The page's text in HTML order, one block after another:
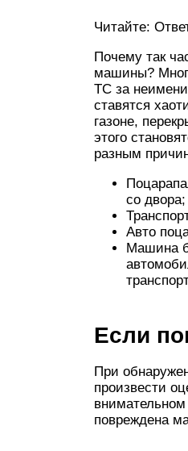
Читайте:
Почему так
машины?
ТС за
ставятся
газоне,
этого
разным
со двора;
Авто
Машина
Если
При
произвести
повреждена